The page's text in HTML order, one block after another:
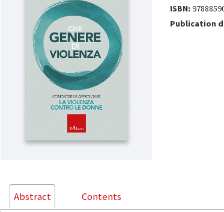
ISBN:
Publication
Abstract Contents